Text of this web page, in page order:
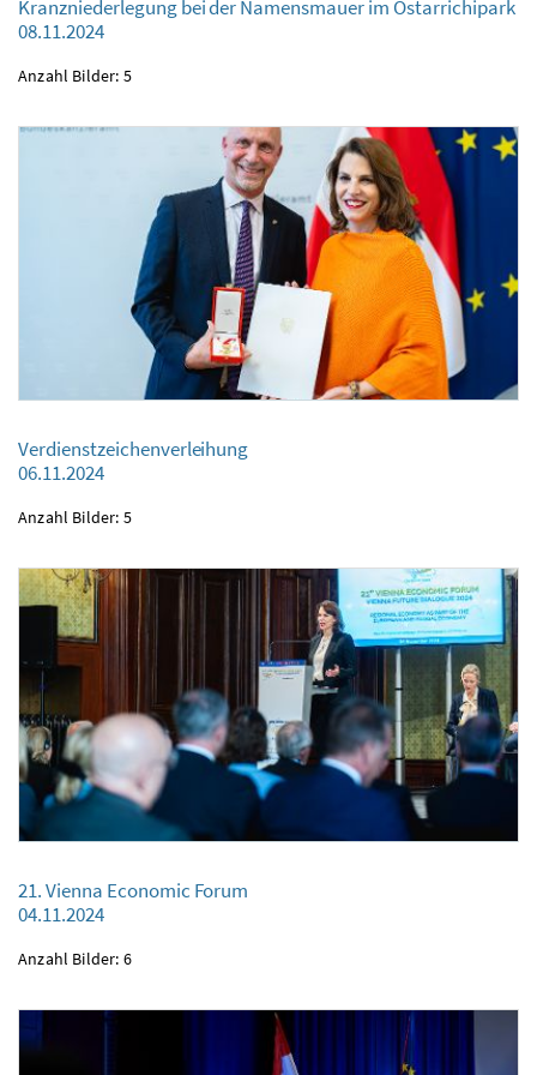
Kranzniederlegung bei der Namensmauer im Ostarrichipark
08.11.2024
Kranzniederlegung bei der Namensmauer im Ostarrichipark
08.11.2024
Anzahl Bilder: 5
Verdienstzeichenverleihung
06.11.2024
Verdienstzeichenverleihung
06.11.2024
Anzahl Bilder: 5
21. Vienna Economic Forum
04.11.2024
21. Vienna Economic Forum
04.11.2024
Anzahl Bilder: 6